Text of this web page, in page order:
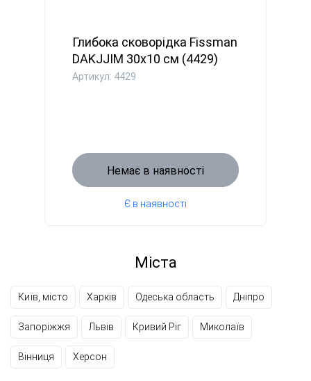
Глибока сковорідка Fissman
DAKJJIM 30x10 см (4429)
Артикул: 4429
Немає в наявності
Є в наявності
Міста
Київ, місто Харків Одеська область Дніпро
Запоріжжя Львів Кривий Ріг Миколаїв
Вінниця Херсон